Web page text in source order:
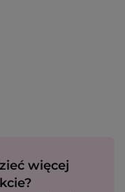
więcej